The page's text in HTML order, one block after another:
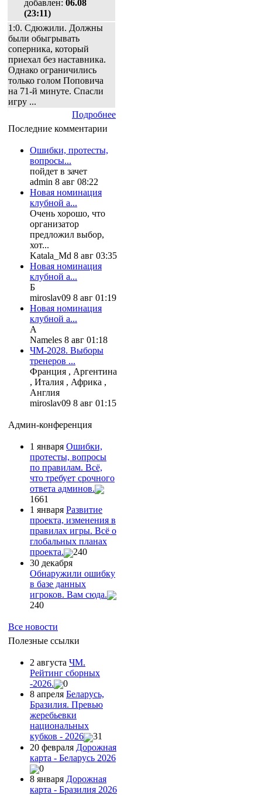
добавлен: 06.08
(23:11)
1:0. Сдюжили. Должны
были обыгрывать
соперника, который
приехал без наставника.
Однако ограничились
только голом Поповича
на 71-й минуте. Спасли
игру ...
Подробнее
Последние комментарии
Ошибки, протесты,
вопросы...
пойдет в зачет
admin 8 авг 08:22
Новая номинация
клубной а...
Очень хорошо, что
организатор
предложил выбор,
хот...
Katala_Md 8 авг 03:35
Новая номинация
клубной а...
Б
miroslav09 8 авг 01:19
Новая номинация
клубной а...
А
Nameles 8 авг 01:18
ЧМ-2028. Выборы
тренеров ...
Франция , Аргентина
, Италия , Африка ,
Англия
miroslav09 8 авг 01:15
Админ-конференция
1 января Ошибки,
протесты, вопросы
по правилам. Всё,
что требует срочного
ответа админов.
1661
1 января Развитие
проекта, изменения в
правилах игры. Всё о
глобальных планах
проекта.
240
30 декабря
Обнаружили ошибку
в базе данных
игроков. Вам сюда.
240
Все новости
Полезные ссылки
2 августа ЧМ.
Рейтинг сборных
-2026.
0
8 апреля Беларусь,
Бразилия. Превью
жеребьевки
национальных
кубков - 2026
31
20 февраля Дорожная
карта - Беларусь 2026
0
8 января Дорожная
карта - Бразилия 2026